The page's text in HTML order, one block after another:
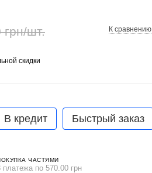
грн/шт. К сравнению
скидки
В кредит Быстрый заказ
ЧАСТЯМИ
платежа по 570.00 грн